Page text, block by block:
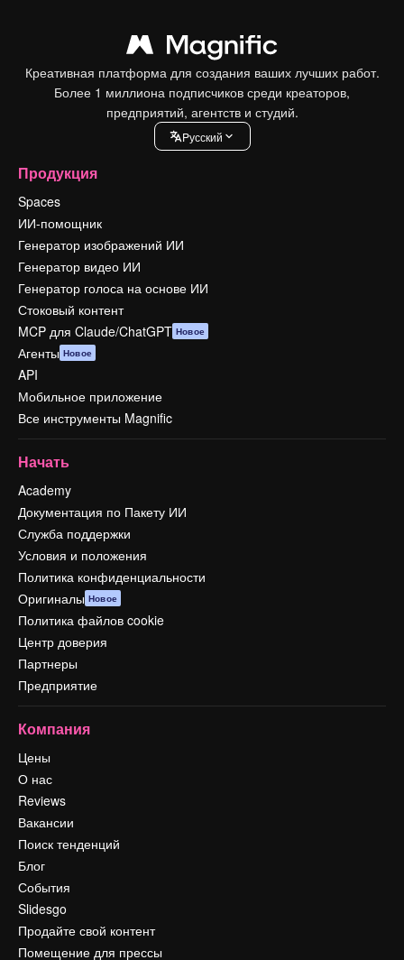
Креативная платформа для создания ваших лучших работ.
Более 1 миллиона подписчиков среди креаторов,
предприятий, агентств и студий.
Pусский
Продукция
Spaces
ИИ-помощник
Генератор изображений ИИ
Генератор видео ИИ
Генератор голоса на основе ИИ
Стоковый контент
MCP для Claude/ChatGPT Новое
Агенты Новое
API
Мобильное приложение
Все инструменты Magnific
Начать
Academy
Документация по Пакету ИИ
Служба поддержки
Условия и положения
Политика конфиденциальности
Оригиналы Новое
Политика файлов cookie
Центр доверия
Партнеры
Предприятие
Компания
Цены
О нас
Reviews
Вакансии
Поиск тенденций
Блог
События
Slidesgo
Продайте свой контент
Помещение для прессы